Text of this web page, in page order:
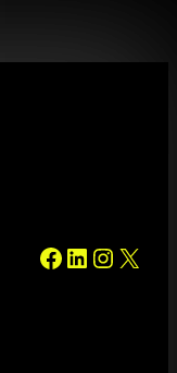
# # # #